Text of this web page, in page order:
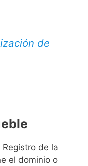
de
de la
el dominio o